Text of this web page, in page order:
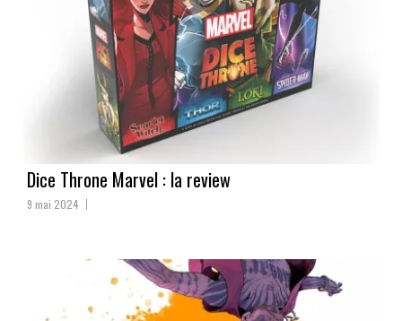
Dice Throne Marvel : la review
9 mai 2024